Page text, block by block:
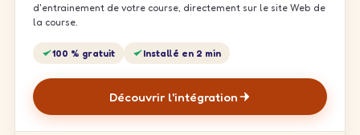
d'entrainement de votre course, directement sur le site Web de
la course.
100 % gratuit Installé en 2 min
Découvrir l'intégration